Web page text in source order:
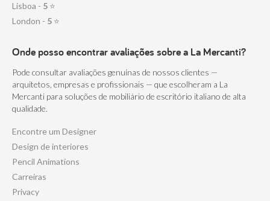
Lisboa - 5 ⭐
London - 5 ⭐
Onde posso encontrar avaliações sobre a La Mercanti?
Pode consultar avaliações genuínas de nossos clientes —
arquitetos, empresas e profissionais — que escolheram a La
Mercanti para soluções de mobiliário de escritório italiano de alta
qualidade.
Encontre um Designer
Design de interiores
Pencil Animations
Carreiras
Privacy